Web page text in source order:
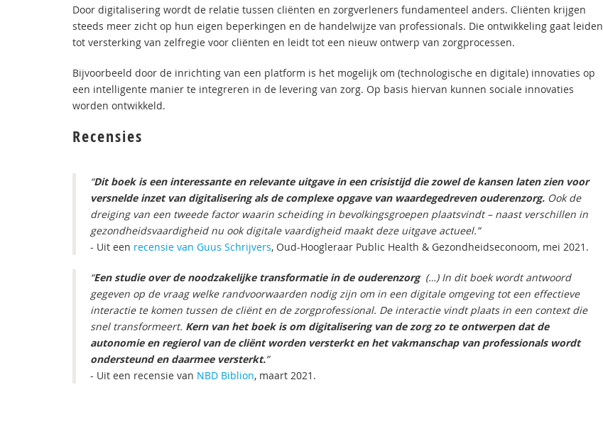
Door digitalisering wordt de relatie tussen cliënten en zorgverleners fundamenteel anders. Cliënten krijgen
steeds meer zicht op hun eigen beperkingen en de handelwijze van professionals. Die ontwikkeling gaat leiden
tot versterking van zelfregie voor cliënten en leidt tot een nieuw ontwerp van zorgprocessen.
Bijvoorbeeld door de inrichting van een platform is het mogelijk om (technologische en digitale) innovaties op
een intelligente manier te integreren in de levering van zorg. Op basis hiervan kunnen sociale innovaties
worden ontwikkeld.
Recensies
“Dit boek is een interessante en relevante uitgave in een crisistijd die zowel de kansen laten zien voor
versnelde inzet van digitalisering als de complexe opgave van waardegedreven ouderenzorg. Ook de
dreiging van een tweede factor waarin scheiding in bevolkingsgroepen plaatsvindt – naast verschillen in
gezondheidsvaardigheid nu ook digitale vaardigheid maakt deze uitgave actueel.”
- Uit een recensie van Guus Schrijvers, Oud-Hoogleraar Public Health & Gezondheidseconoom, mei 2021.
“Een studie over de noodzakelijke transformatie in de ouderenzorg(…) In dit boek wordt antwoord
gegeven op de vraag welke randvoorwaarden nodig zijn om in een digitale omgeving tot een effectieve
interactie te komen tussen de cliënt en de zorgprofessional. De interactie vindt plaats in een context die
snel transformeert. Kern van het boek is om digitalisering van de zorg zo te ontwerpen dat de
autonomie en regierol van de cliënt worden versterkt en het vakmanschap van professionals wordt
ondersteund en daarmee versterkt.”
- Uit een recensie van NBD Biblion, maart 2021.